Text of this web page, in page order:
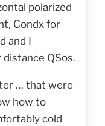
polarized
Condx for
and I
QSos.
… that were
how to
cold